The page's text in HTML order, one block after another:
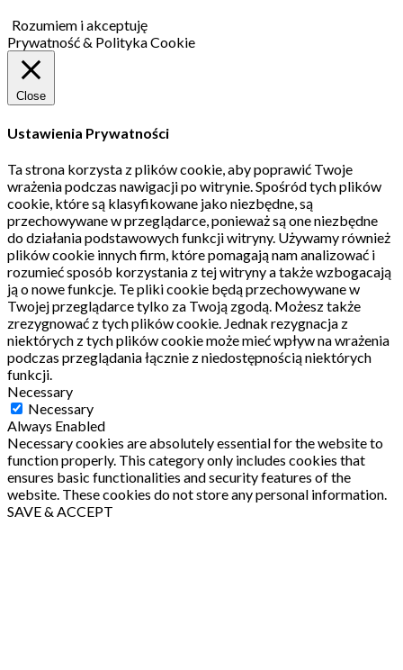
Rozumiem i akceptuję
Prywatność & Polityka Cookie
Close
Ustawienia Prywatności
Ta strona korzysta z plików cookie, aby poprawić Twoje
wrażenia podczas nawigacji po witrynie.Spośród tych plików
cookie, które są klasyfikowane jako niezbędne, są
przechowywane w przeglądarce, ponieważ są one niezbędne
do działania podstawowych funkcji witryny. Używamy również
plików cookie innych firm, które pomagają nam analizować i
rozumieć sposób korzystania z tej witryny a także wzbogacają
ją o nowe funkcje. Te pliki cookie będą przechowywane w
Twojej przeglądarce tylko za Twoją zgodą. Możesz także
zrezygnować z tych plików cookie. Jednak rezygnacja z
niektórych z tych plików cookie może mieć wpływ na wrażenia
podczas przeglądania łącznie z niedostępnością niektórych
funkcji.
Necessary
Necessary
Always Enabled
Necessary cookies are absolutely essential for the website to
function properly. This category only includes cookies that
ensures basic functionalities and security features of the
website. These cookies do not store any personal information.
SAVE & ACCEPT